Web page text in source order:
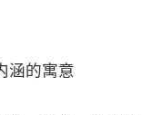
涵的寓意